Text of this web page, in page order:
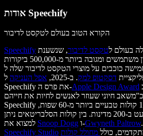
אודות Speechify
הקורא הטוב בעולם לטקסט לדיבור
Speechify
בעולם לטקסט לדיבור, שנשענת
על למעלה מ-50 מיליון משתמשים ומגובה ביותר מ-500,000 ביקורות
דסקטופ למק. ב-2025, אפל העניקה ל-
Speechify את פרס ה-Apple Design Award
חיוני שעוזר לאנשים לחיות את חייהם."
Speechify מציעה יותר מ-1,000 קולות טבעיים ביותר מ-60 שפות,
ונמצאת בשימוש כמעט ב-200 מדינות. בין קולות הסלבריטאים ניתן
Snoop Dogg ו-Gwyneth Paltrow
Speechify Studio
כולל